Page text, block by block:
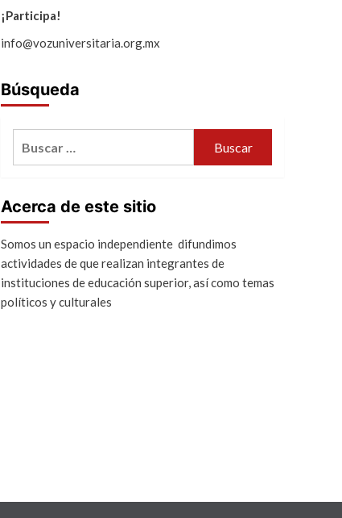
¡Participa!
info@vozuniversitaria.org.mx
Búsqueda
Acerca de este sitio
Somos un espacio independiente difundimos
actividades de que realizan integrantes de
instituciones de educación superior, así como temas
políticos y culturales